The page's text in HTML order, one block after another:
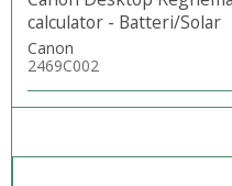
calculator - Batteri/Solar
Canon
2469C002